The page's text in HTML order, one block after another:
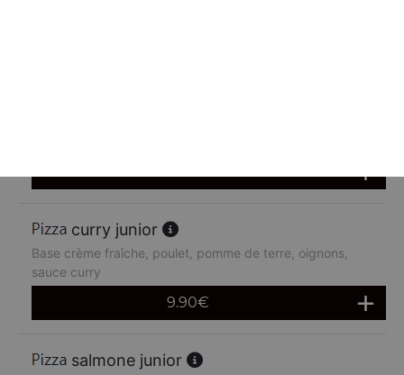
curry junior
Base crème fraîche, poulet, pomme de terre, oignons,
sauce curry
9.90€
salmone junior